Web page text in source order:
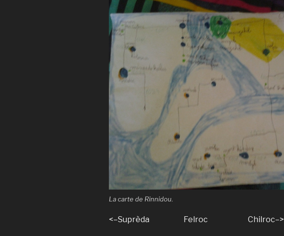
La carte de Rinnidou.
<–Suprèda Felroc Chilroc–>